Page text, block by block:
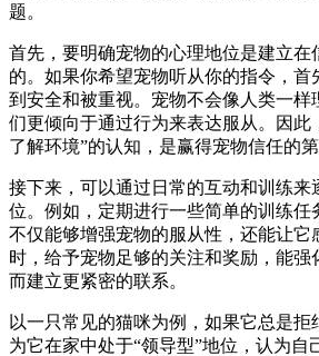
题。
首先，要明确宠物的心理地位是建立在
的。如果你希望宠物听从你的指令，首
到安全和被重视。宠物不会像人类一样
们更倾向于通过行为来表达服从。因此
了解环境”的认知，是赢得宠物信任的第
接下来，可以通过日常的互动和训练来
位。例如，定期进行一些简单的训练任
不仅能够增强宠物的服从性，还能让它
时，给予宠物足够的关注和奖励，能强
而建立更紧密的联系。
以一只常见的猫咪为例，如果它总是拒
为它在家中处于“领导型”地位，认为自